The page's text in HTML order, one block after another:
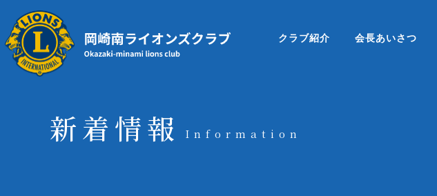
クラブ紹介 会長あいさつ
新着情報 Information